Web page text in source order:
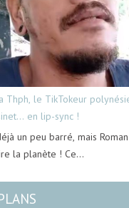
Thph, le TikTokeur
en lip-sync !
un peu barré, mais Roman
la planète ! Ce…